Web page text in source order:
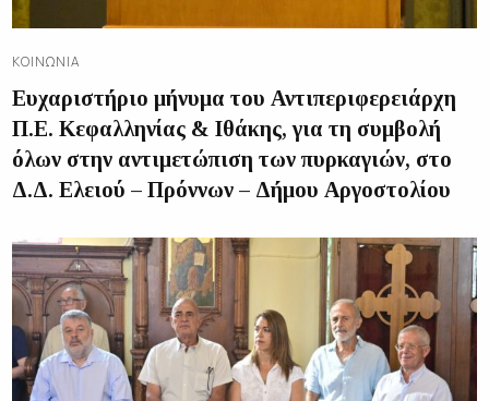
ΚΟΙΝΩΝΊΑ
Ευχαριστήριο μήνυμα του Αντιπεριφερειάρχη
Π.Ε. Κεφαλληνίας & Ιθάκης, για τη συμβολή
όλων στην αντιμετώπιση των πυρκαγιών, στο
Δ.Δ. Ελειού – Πρόννων – Δήμου Αργοστολίου